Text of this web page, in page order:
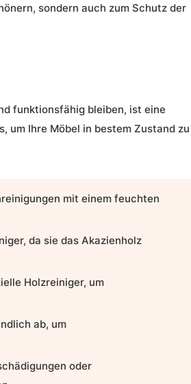
sondern auch zum Schutz der
funktionsfähig bleiben, ist eine
um Ihre Möbel in bestem Zustand zu
mit einem feuchten
da sie das Akazienholz
Holzreiniger, um
ab, um
oder